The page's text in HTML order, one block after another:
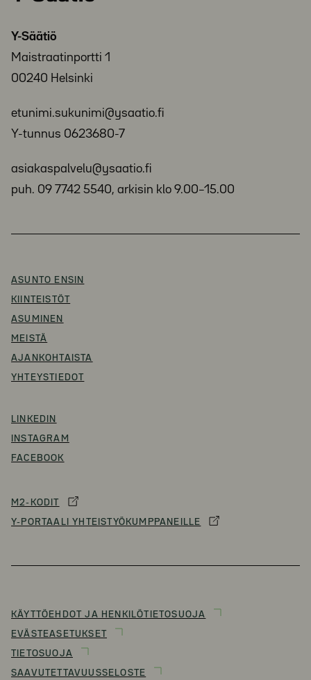
Y-Säätiö
Maistraatinportti 1
00240 Helsinki
etunimi.sukunimi@ysaatio.fi
Y-tunnus 0623680-7
asiakaspalvelu@ysaatio.fi
puh. 09 7742 5540, arkisin klo 9.00–15.00
ASUNTO ENSIN
KIINTEISTÖT
ASUMINEN
MEISTÄ
AJANKOHTAISTA
YHTEYSTIEDOT
LINKEDIN
INSTAGRAM
FACEBOOK
M2-KODIT
Y-PORTAALI YHTEISTYÖKUMPPANEILLE
KÄYTTÖEHDOT JA HENKILÖTIETOSUOJA
EVÄSTEASETUKSET
TIETOSUOJA
SAAVUTETTAVUUSSELOSTE